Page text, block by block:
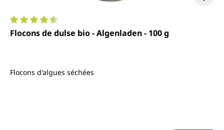
Note moyenne de 4.5 sur 5 étoiles
Flocons de dulse bio - Algenladen - 100 g
Flocons d'algues séchées